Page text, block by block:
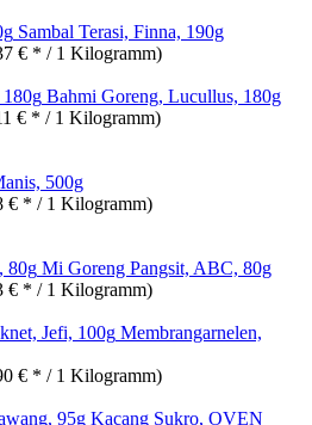
Sambal Terasi, Finna, 190g
€ * / 1 Kilogramm)
Bahmi Goreng, Lucullus, 180g
€ * / 1 Kilogramm)
500g
€ * / 1 Kilogramm)
Mi Goreng Pangsit, ABC, 80g
€ * / 1 Kilogramm)
Membrangarnelen,
€ * / 1 Kilogramm)
Kacang Sukro, OVEN